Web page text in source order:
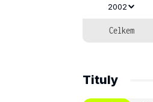
2002
Celkem
Tituly